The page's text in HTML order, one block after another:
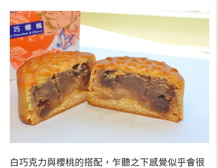
白巧克力與櫻桃的搭配，乍聽之下感覺似乎會很